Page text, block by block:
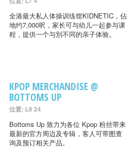
全港最大私人体操训练馆KIDNETIC，佔
地约7,000呎，家长可与幼儿一起参与课
程，提供一个与別不同的亲子体验。
KPOP MERCHANDISE @
BOTTOMS UP
位置: L9 24
Bottoms Up 致力为各位 Kpop 粉丝带来
最新的官方周边及专辑，客人可带图查
询及预订相关产品。